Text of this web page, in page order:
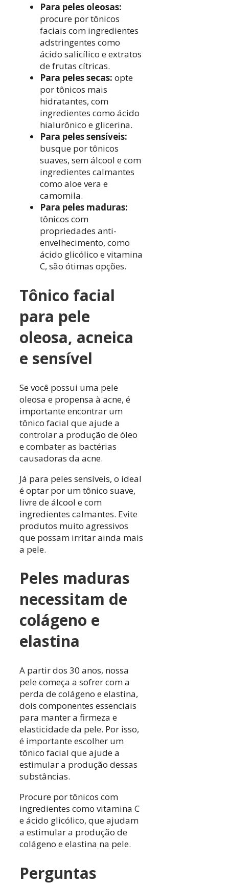
Para peles oleosas:
procure por tônicos
faciais com ingredientes
adstringentes como
ácido salicílico e extratos
de frutas cítricas.
Para peles secas: opte
por tônicos mais
hidratantes, com
ingredientes como ácido
hialurônico e glicerina.
Para peles sensíveis:
busque por tônicos
suaves, sem álcool e com
ingredientes calmantes
como aloe vera e
camomila.
Para peles maduras:
tônicos com
propriedades anti-
envelhecimento, como
ácido glicólico e vitamina
C, são ótimas opções.
Tônico facial
para pele
oleosa, acneica
e sensível
Se você possui uma pele
oleosa e propensa à acne, é
importante encontrar um
tônico facial que ajude a
controlar a produção de óleo
e combater as bactérias
causadoras da acne.
Já para peles sensíveis, o ideal
é optar por um tônico suave,
livre de álcool e com
ingredientes calmantes. Evite
produtos muito agressivos
que possam irritar ainda mais
a pele.
Peles maduras
necessitam de
colágeno e
elastina
A partir dos 30 anos, nossa
pele começa a sofrer com a
perda de colágeno e elastina,
dois componentes essenciais
para manter a firmeza e
elasticidade da pele. Por isso,
é importante escolher um
tônico facial que ajude a
estimular a produção dessas
substâncias.
Procure por tônicos com
ingredientes como vitamina C
e ácido glicólico, que ajudam
a estimular a produção de
colágeno e elastina na pele.
Perguntas